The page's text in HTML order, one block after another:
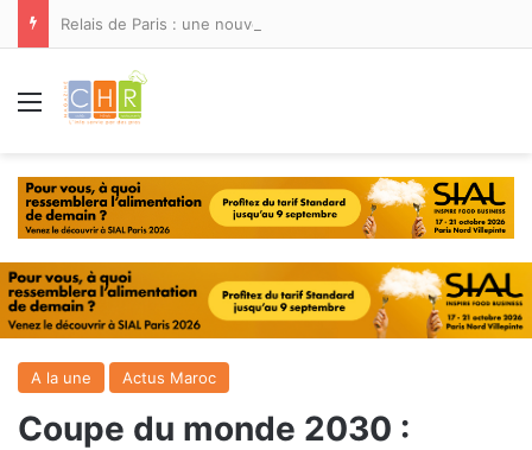
Menu
A la une Actus Maroc
Coupe du monde 2030 :